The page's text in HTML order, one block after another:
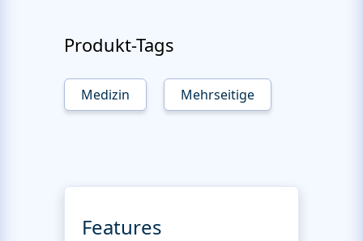
Produkt-Tags
Medizin Mehrseitige
Features